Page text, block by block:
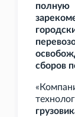
полную
сборов